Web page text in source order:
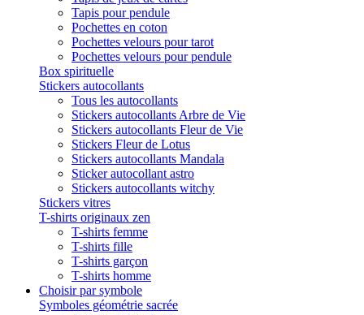
Tapis pour pendule
Pochettes en coton
Pochettes velours pour tarot
Pochettes velours pour pendule
Box spirituelle
Stickers autocollants
Tous les autocollants
Stickers autocollants Arbre de Vie
Stickers autocollants Fleur de Vie
Stickers Fleur de Lotus
Stickers autocollants Mandala
Sticker autocollant astro
Stickers autocollants witchy
Stickers vitres
T-shirts originaux zen
T-shirts femme
T-shirts fille
T-shirts garçon
T-shirts homme
Choisir par symbole
Symboles géométrie sacrée